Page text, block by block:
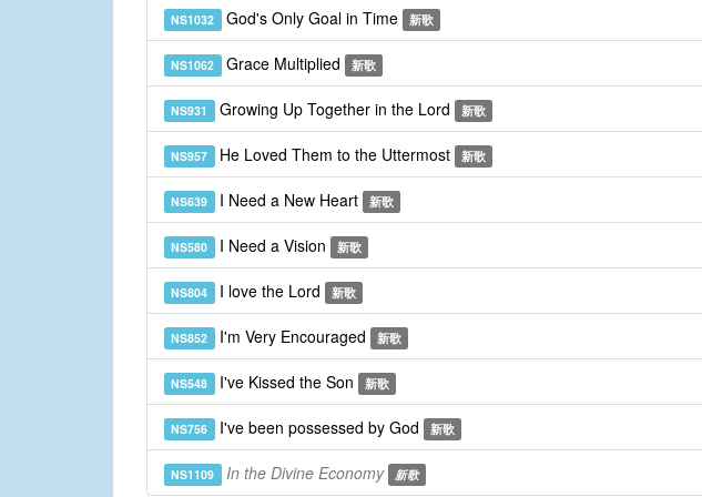
NS1032 God's Only Goal in Time 新歌
NS1062 Grace Multiplied 新歌
NS931 Growing Up Together in the Lord 新歌
NS957 He Loved Them to the Uttermost 新歌
NS639 I Need a New Heart 新歌
NS580 I Need a Vision 新歌
NS804 I love the Lord 新歌
NS852 I'm Very Encouraged 新歌
NS548 I've Kissed the Son 新歌
NS756 I've been possessed by God 新歌
NS1109 In the Divine Economy 新歌